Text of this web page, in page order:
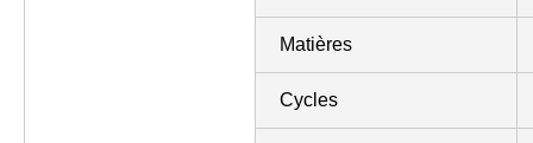
Matières
Cycles